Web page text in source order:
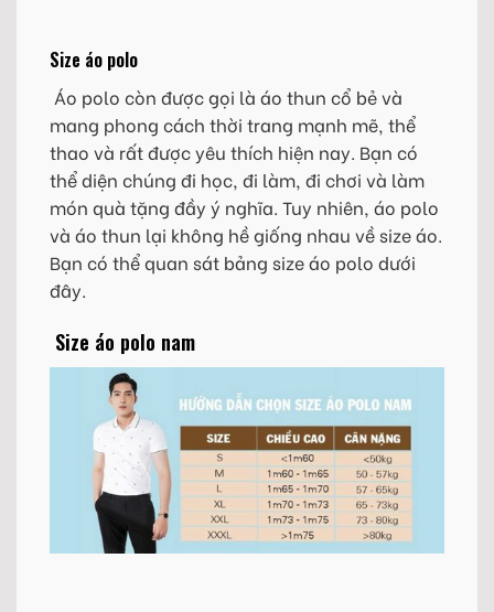
Size áo polo
Áo polo còn được gọi là áo thun cổ bẻ và
mang phong cách thời trang mạnh mẽ, thể
thao và rất được yêu thích hiện nay. Bạn có
thể diện chúng đi học, đi làm, đi chơi và làm
món quà tặng đầy ý nghĩa. Tuy nhiên, áo polo
và áo thun lại không hề giống nhau về size áo.
Bạn có thể quan sát bảng size áo polo dưới
đây.
Size áo polo nam